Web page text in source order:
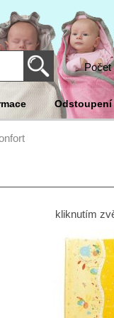
Počet
kliknutím